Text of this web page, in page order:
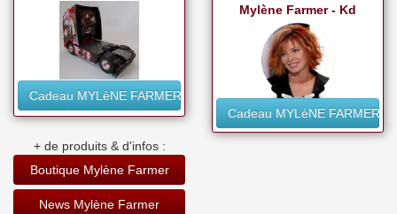
Cadeau MYLèNE FARMER
Mylène Farmer - Kd
Cadeau MYLèNE FARMER
+ de produits & d'infos :
Boutique Mylène Farmer
News Mylène Farmer